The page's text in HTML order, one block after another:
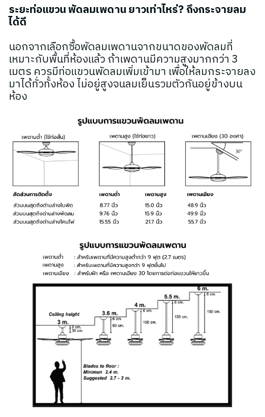
ระยะท่อแขวน พัดลมเพดาน ยาวเท่าไหร่? ถึงกระจายลม
ได้ดี
นอกจากเลือกซื้อพัดลมเพดานจากขนาดของพัดลมที่
เหมาะกับพื้นที่ห้องแล้ว ถ้าเพดานมีความสูงมากกว่า 3
เมตร ควรมีท่อแขวนพัดลมเพิ่มเข้ามา เพื่อให้ลมกระจายลง
มาได้ทั่วทั้งห้อง ไม่อยู่สูงจนลมเย็นรวมตัวกันอยู่ข้างบน
ห้อง